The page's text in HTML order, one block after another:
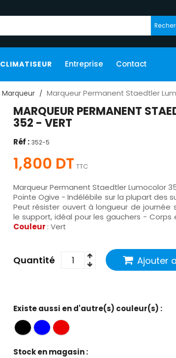
CLIMATISEUR Entreprise Contact
Marqueur Marqueur Permanent Staedtler
MARQUEUR PERMANENT
352 - VERT
Réf : 352-5
1,800 DT TTC
Marqueur Permanent Staedtler Lumocolor
Pointe Ogive - Indélébile sur la plupart des
Peut résister ouvert à longueur de journée
le support, idéal pour les gauchers -
Couleur : Vert
Quantité Ajouter
Existe aussi en d'autre(s) couleur(s) :
Stock en magasin :